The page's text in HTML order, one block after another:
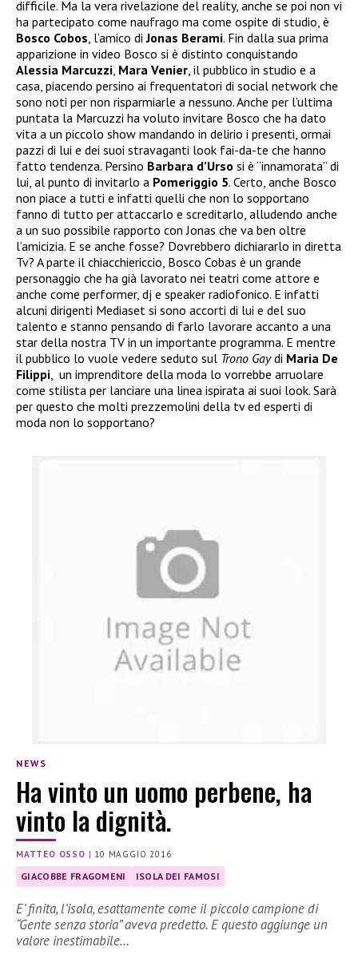
difficile. Ma la vera rivelazione del reality, anche se poi non vi
ha partecipato come naufrago ma come ospite di studio, è
Bosco Cobos, l’amico diJonas Berami. Fin dalla sua prima
apparizione in video Bosco si è distinto conquistando
Alessia Marcuzzi, Mara Venier, il pubblico in studio e a
casa, piacendo persino ai frequentatori di social network che
sono noti per non risparmiarle a nessuno. Anche per l’ultima
puntata la Marcuzzi ha voluto invitare Bosco che ha dato
vita a un piccolo show mandando in delirio i presenti, ormai
pazzi di lui e dei suoi stravaganti look fai-da-te che hanno
fatto tendenza. Persino Barbara d’Urso si è “innamorata” di
lui, al punto di invitarlo a Pomeriggio 5. Certo, anche Bosco
non piace a tutti e infatti quelli che non lo sopportano
fanno di tutto per attaccarlo e screditarlo, alludendo anche
a un suo possibile rapporto con Jonas che va ben oltre
l’amicizia. E se anche fosse? Dovrebbero dichiararlo in diretta
Tv? A parte il chiacchiericcio, Bosco Cobas è un grande
personaggio che ha già lavorato nei teatri come attore e
anche come performer, dj e speaker radiofonico. E infatti
alcuni dirigenti Mediaset si sono accorti di lui e del suo
talento e stanno pensando di farlo lavorare accanto a una
star della nostra TV in un importante programma. E mentre
il pubblico lo vuole vedere seduto sul Trono Gaydi Maria De
Filippi, un imprenditore della moda lo vorrebbe arruolare
come stilista per lanciare una linea ispirata ai suoi look. Sarà
per questo che molti prezzemolini della tv ed esperti di
moda non lo sopportano?
NEWS
Ha vinto un uomo perbene, ha
vinto la dignità.
MATTEO OSSO | 10 MAGGIO 2016
GIACOBBE FRAGOMENI ISOLA DEI FAMOSI
E’ finita, l’isola, esattamente come il piccolo campione di
“Gente senza storia” aveva predetto. E questo aggiunge un
valore inestimabile…